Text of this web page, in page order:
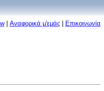
| Αναφορικά μ'εμάς| Επικοινωνία